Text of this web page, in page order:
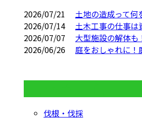
2026/07/21
土地の造成って
2026/07/14
土木工事の仕事
2026/07/07
大型施設の解体
2026/06/26
庭をおしゃれに
伐根・伐採